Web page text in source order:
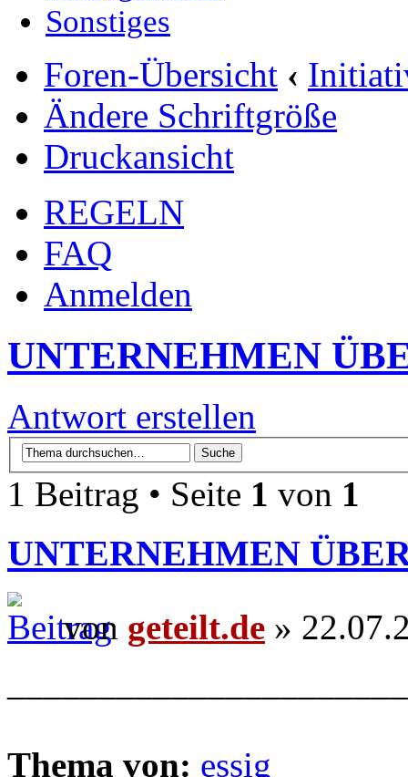
Sonstiges
Foren-Übersicht ‹
Ändere Schriftgröße
Druckansicht
REGELN
FAQ
Anmelden
UNTERNEHMEN
Antwort erstellen
1 Beitrag • Seite 1 von 1
UNTERNEHMEN
von geteilt.de »
Thema von: essig